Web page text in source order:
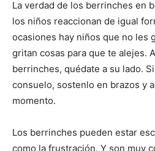
La verdad de los berrinches en
los niños reaccionan de igual
ocasiones hay niños que no les
gritan cosas para que te alejes.
berrinches, quédate a su lado.
consuelo, sostenlo en brazos y
momento.
Los berrinches pueden estar
como la frustración. Y son muy